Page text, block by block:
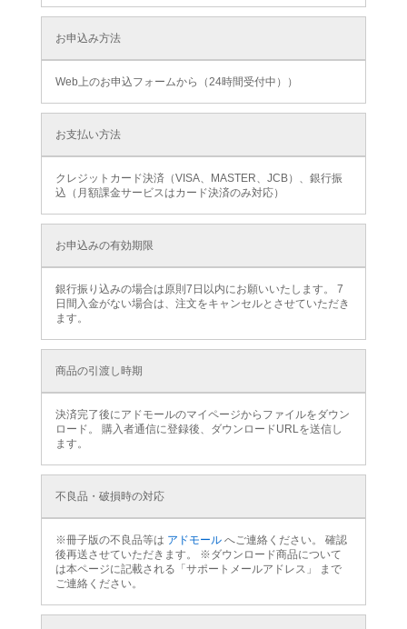
お申込み方法
Web上のお申込フォームから（24時間受付中））
お支払い方法
クレジットカード決済（VISA、MASTER、JCB）、銀行振
込（月額課金サービスはカード決済のみ対応）
お申込みの有効期限
銀行振り込みの場合は原則7日以内にお願いいたします。 7
日間入金がない場合は、注文をキャンセルとさせていただき
ます。
商品の引渡し時期
決済完了後にアドモールのマイページからファイルをダウン
ロード。 購入者通信に登録後、ダウンロードURLを送信し
ます。
不良品・破損時の対応
※冊子版の不良品等は アドモールへご連絡ください。 確認
後再送させていただきます。 ※ダウンロード商品について
は本ページに記載される「サポートメールアドレス」 まで
ご連絡ください。